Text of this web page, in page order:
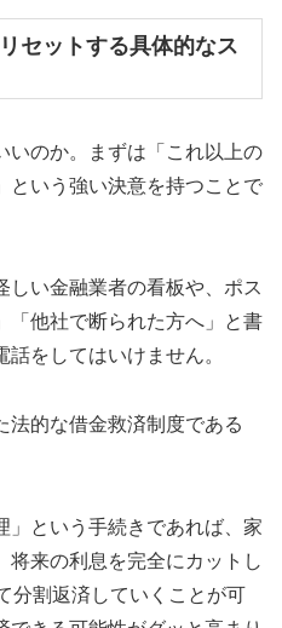
セットする具体的なス
いのか。まずは「これ以上の
という強い決意を持つことで
しい金融業者の看板や、ポス
「他社で断られた方へ」と書
をしてはいけません。
法的な借金救済制度である
」という手続きであれば、家
将来の利息を完全にカットし
分割返済していくことが可